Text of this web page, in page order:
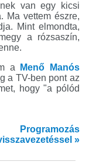
van egy kicsi
Ma vettem észre,
Mint elmondta,
a rózsaszín,
a
Menő Manós
a TV-ben pont az
hogy "a pólód
Programozás
»